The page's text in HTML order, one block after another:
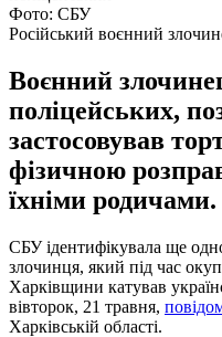
Фото: СБУ
Російський воєнний
Воєнний
поліцейських,
застосовував
фізичною
їхніми родичами.
СБУ ідентифікувала ще
злочинця, який під час
Харківщини катував
вівторок, 21 травня,
Харківській області.